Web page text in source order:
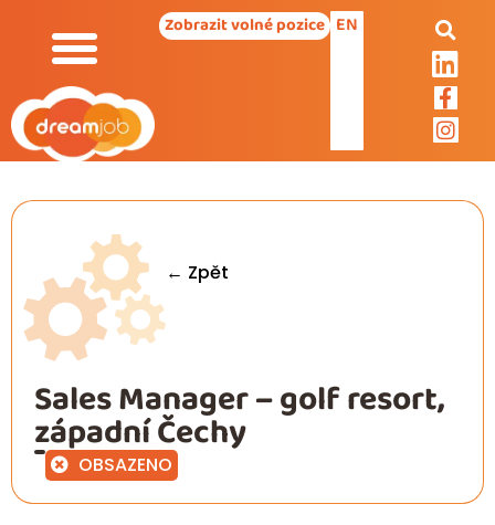
Zobrazit volné pozice EN
← Zpět
Sales Manager – golf resort,
západní Čechy
OBSAZENO